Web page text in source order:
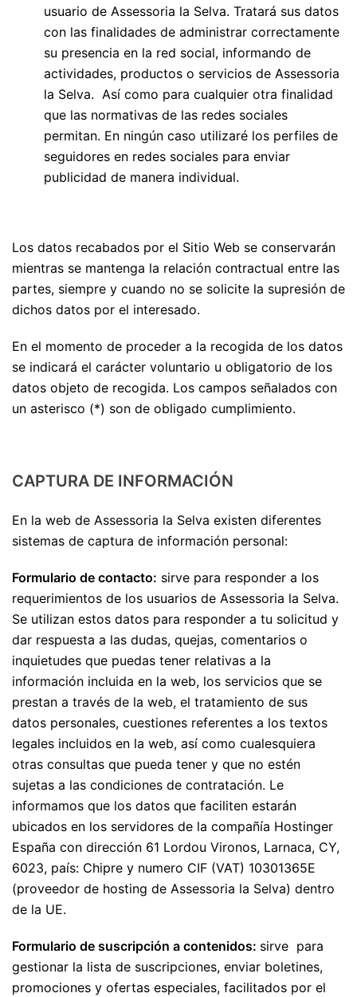
usuario de Assessoria la Selva. Tratará sus datos
con las finalidades de administrar correctamente
su presencia en la red social, informando de
actividades, productos o servicios de Assessoria
la Selva. Así como para cualquier otra finalidad
que las normativas de las redes sociales
permitan. En ningún caso utilizaré los perfiles de
seguidores en redes sociales para enviar
publicidad de manera individual.
Los datos recabados por el Sitio Web se conservarán
mientras se mantenga la relación contractual entre las
partes, siempre y cuando no se solicite la supresión de
dichos datos por el interesado.
En el momento de proceder a la recogida de los datos
se indicará el carácter voluntario u obligatorio de los
datos objeto de recogida. Los campos señalados con
un asterisco (*) son de obligado cumplimiento.
CAPTURA DE INFORMACIÓN
En la web de Assessoria la Selva existen diferentes
sistemas de captura de información personal:
Formulario de contacto: sirve para responder a los
requerimientos de los usuarios de Assessoria la Selva.
Se utilizan estos datos para responder a tu solicitud y
dar respuesta a las dudas, quejas, comentarios o
inquietudes que puedas tener relativas a la
información incluida en la web, los servicios que se
prestan a través de la web, el tratamiento de sus
datos personales, cuestiones referentes a los textos
legales incluidos en la web, así como cualesquiera
otras consultas que pueda tener y que no estén
sujetas a las condiciones de contratación. Le
informamos que los datos que faciliten estarán
ubicados en los servidores de la compañía Hostinger
España con dirección 61 Lordou Vironos, Larnaca, CY,
6023, país: Chipre y numero CIF (VAT) 10301365E
(proveedor de hosting de Assessoria la Selva) dentro
de la UE.
Formulario de suscripción a contenidos: sirve para
gestionar la lista de suscripciones, enviar boletines,
promociones y ofertas especiales, facilitados por el